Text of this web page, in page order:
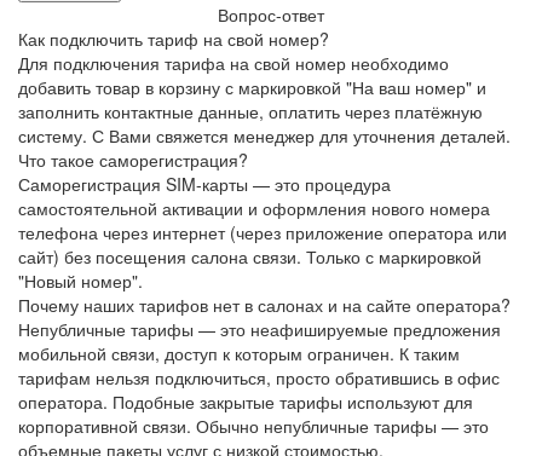
Вопрос-ответ
Как подключить тариф на свой номер?
Для подключения тарифа на свой номер необходимо
добавить товар в корзину с маркировкой "На ваш номер" и
заполнить контактные данные, оплатить через платёжную
систему. С Вами свяжется менеджер для уточнения деталей.
Что такое саморегистрация?
Саморегистрация SIM-карты — это процедура
самостоятельной активации и оформления нового номера
телефона через интернет (через приложение оператора или
сайт) без посещения салона связи. Только с маркировкой
"Новый номер".
Почему наших тарифов нет в салонах и на сайте оператора?
Непубличные тарифы — это неафишируемые предложения
мобильной связи, доступ к которым ограничен. К таким
тарифам нельзя подключиться, просто обратившись в офис
оператора. Подобные закрытые тарифы используют для
корпоративной связи. Обычно непубличные тарифы — это
объемные пакеты услуг с низкой стоимостью.